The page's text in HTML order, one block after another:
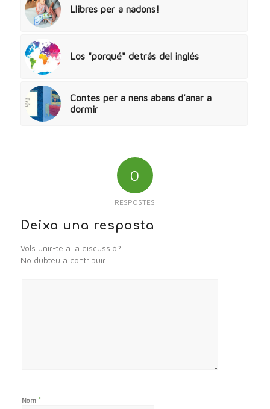
Llibres per a nadons!
Los "porqué" detrás del inglés
Contes per a nens abans d'anar a
dormir
0
RESPOSTES
Deixa una resposta
Vols unir-te a la discussió?
No dubteu a contribuir!
Nom *